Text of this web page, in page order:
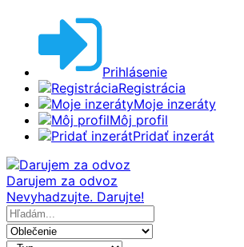
Prihlásenie
Registrácia
Moje inzeráty
Môj profil
Pridať inzerát
Darujem za odvoz
Nevyhadzujte. Darujte!